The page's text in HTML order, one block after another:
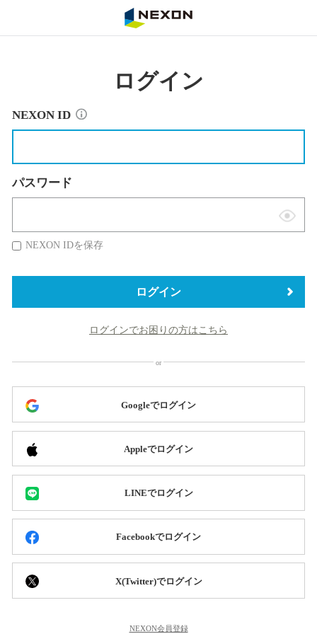
ログイン
NEXON ID
パスワード
表
替
NEXON IDを保存
ログイン
ログインでお困りの方はこちら
Googleでログイン
Appleでログイン
LINEでログイン
Facebookでログイン
X(Twitter)でログイン
NEXON会員登録